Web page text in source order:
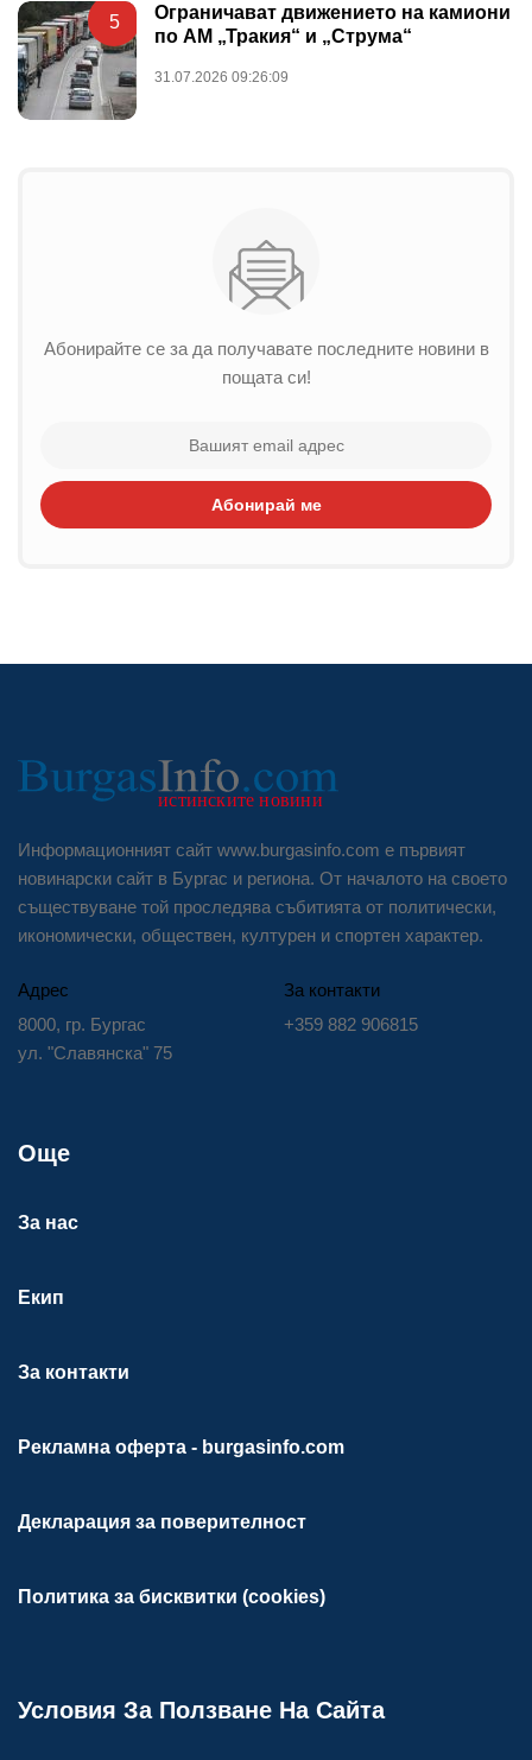
5
Ограничават движението на камиони
по АМ „Тракия“ и „Струма“
31.07.2026 09:26:09
Абонирайте се за да получавате последните новини в
пощата си!
Абонирай ме
Информационният сайт www.burgasinfo.com е първият
новинарски сайт в Бургас и региона. От началото на своето
съществуване той проследява събитията от политически,
икономически, обществен, културен и спортен характер.
Адрес
8000, гр. Бургас
ул. "Славянска" 75
За контакти
+359 882 906815
Още
За нас
Екип
За контакти
Рекламна оферта - burgasinfo.com
Декларация за поверителност
Политика за бисквитки (cookies)
Условия За Ползване На Сайта